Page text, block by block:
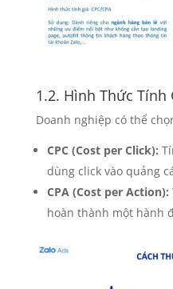
1.2. Hình Thức Tính
Doanh nghiệp có thể
CPC (Cost per Click):
dùng click vào quảng
CPA (Cost per Action):
hoàn thành một hành